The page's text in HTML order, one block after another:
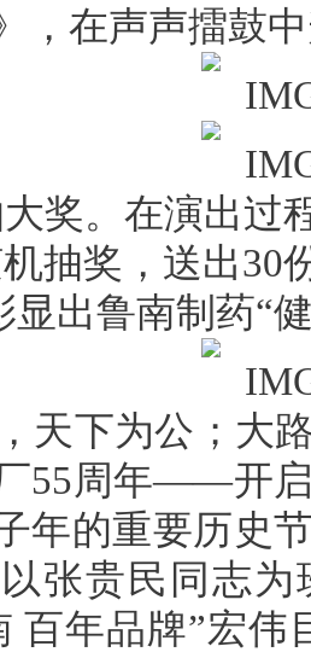
，在声声擂鼓
奖。在演出过
抽奖，送出30
显出鲁南制药“
天下为公；大
55周年——开
年的重要历史
张贵民同志
百年品牌”宏伟